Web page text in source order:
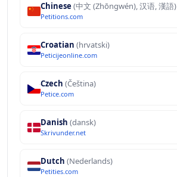
Chinese (中文 (Zhōngwén), 汉语, 漢語)
Petitions.com
Croatian (hrvatski)
Peticijeonline.com
Czech (Čeština)
Petice.com
Danish (dansk)
Skrivunder.net
Dutch (Nederlands)
Petities.com